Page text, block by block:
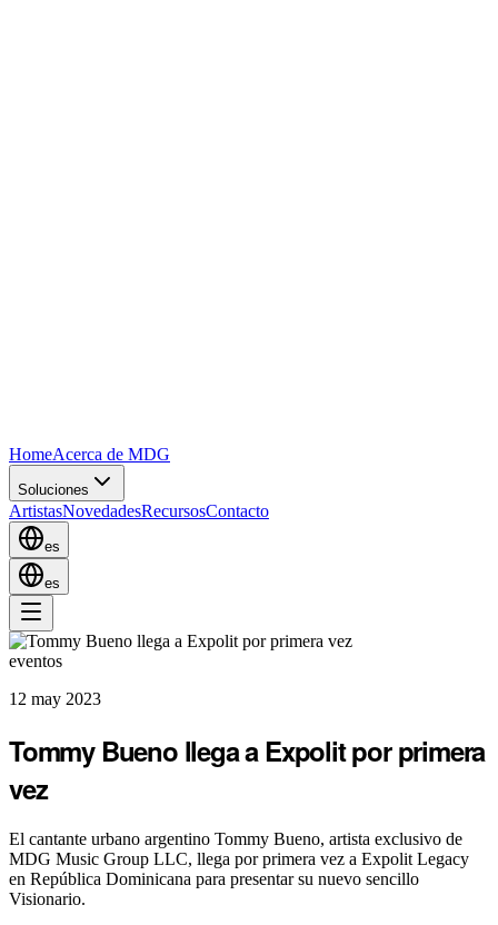
HomeAcerca de MDG
Soluciones
ArtistasNovedadesRecursosContacto
es
es
eventos
12 may 2023
Tommy Bueno llega a Expolit por primera
vez
El cantante urbano argentino Tommy Bueno, artista exclusivo de
MDG Music Group LLC, llega por primera vez a Expolit Legacy
en República Dominicana para presentar su nuevo sencillo
Visionario.